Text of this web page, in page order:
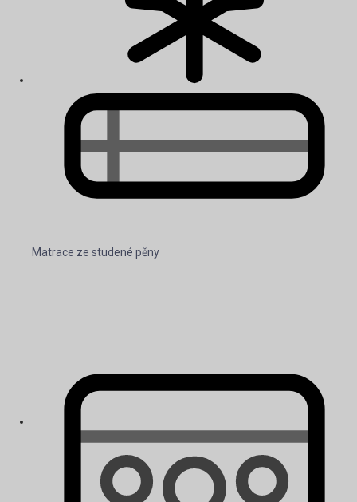
Matrace ze studené pěny